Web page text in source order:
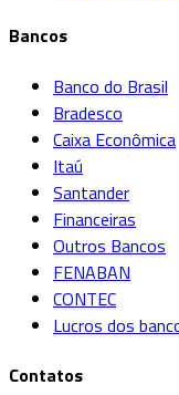
Bancos
Banco do Brasil
Bradesco
Caixa Econômica
Itaú
Santander
Financeiras
Outros Bancos
FENABAN
CONTEC
Lucros dos
Contatos